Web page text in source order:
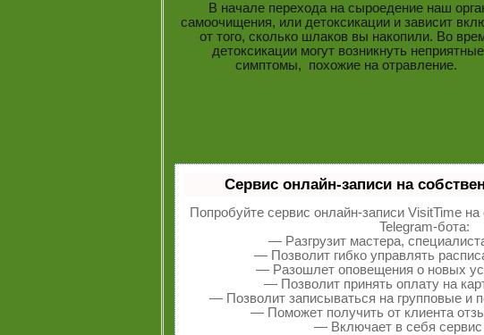
В начале перехода на сыроедение наш
самоочищения, или детоксикации и зависит
от того, сколько шлаков вы накопили. Во
детоксикации могут возникнуть неприятные
симптомы, похожие на отравление.
Сервис онлайн-записи на
Попробуйте сервис онлайн-записи VisitTime на
Telegram-бота:
— Разгрузит мастера,
— Позволит гибко управлять
— Разошлет оповещения о новых
— Позволит принять оплату на
— Позволит записываться на групповые и
— Поможет получить от клиента
— Включает в себя